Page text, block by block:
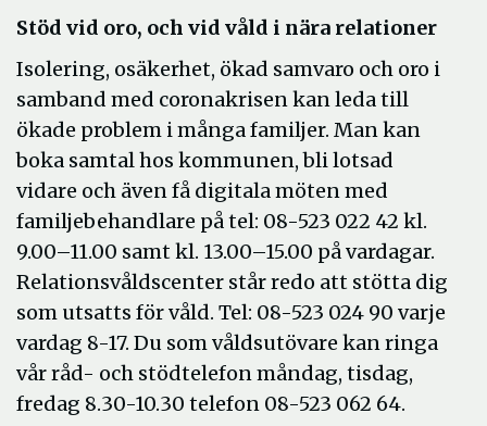
Stöd vid oro, och vid våld i nära relationer
Isolering, osäkerhet, ökad samvaro och oro i
samband med coronakrisen kan leda till
ökade problem i många familjer. Man kan
boka samtal hos kommunen, bli lotsad
vidare och även få digitala möten med
familjebehandlare på tel: 08-523 022 42 kl.
9.00–11.00 samt kl. 13.00–15.00 på vardagar.
Relationsvåldscenter står redo att stötta dig
som utsatts för våld. Tel: 08-523 024 90 varje
vardag 8-17. Du som våldsutövare kan ringa
vår råd- och stödtelefon måndag, tisdag,
fredag 8.30-10.30 telefon 08-523 062 64.